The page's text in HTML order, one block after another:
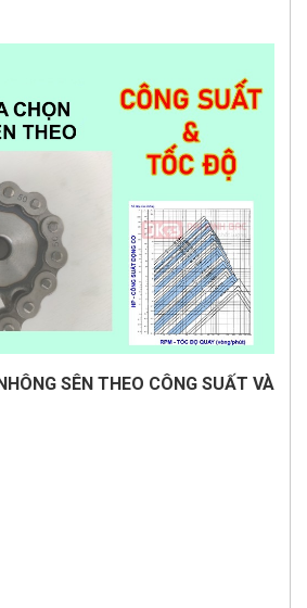
SÊN THEO CÔNG SUẤT VÀ